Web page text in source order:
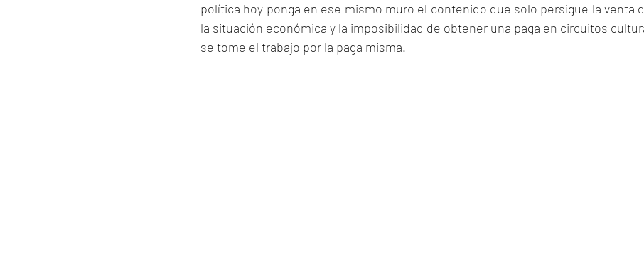
política hoy ponga en ese mismo muro el contenido que solo persigue la venta
la situación económica y la imposibilidad de obtener una paga en circuitos
se tome el trabajo por la paga misma.